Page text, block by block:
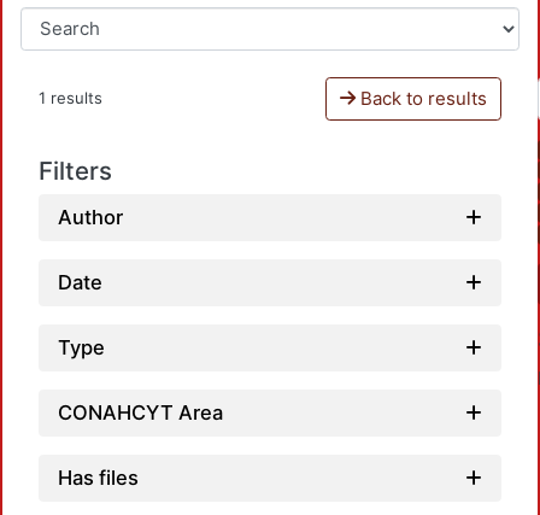
1 results Back to results
Filters
Author
Date
Type
CONAHCYT Area
Has files